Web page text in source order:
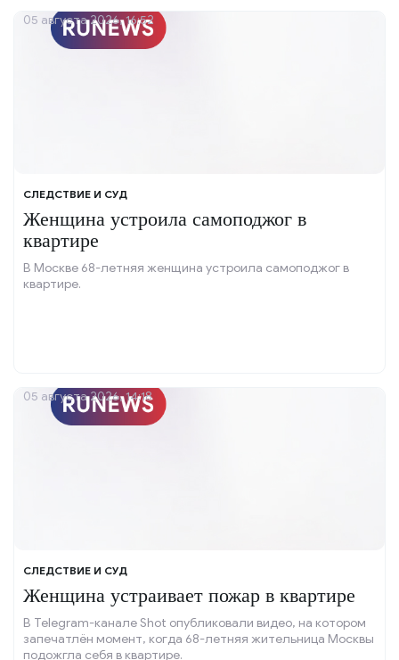
СЛЕДСТВИЕ И СУД
Женщина устроила самоподжог в
квартире
В Москве 68-летняя женщина устроила самоподжог в
квартире.
05 августа 2026, 16:52
СЛЕДСТВИЕ И СУД
Женщина устраивает пожар в квартире
В Telegram-канале Shot опубликовали видео, на котором
запечатлён момент, когда 68-летняя жительница Москвы
подожгла себя в квартире.
05 августа 2026, 14:18